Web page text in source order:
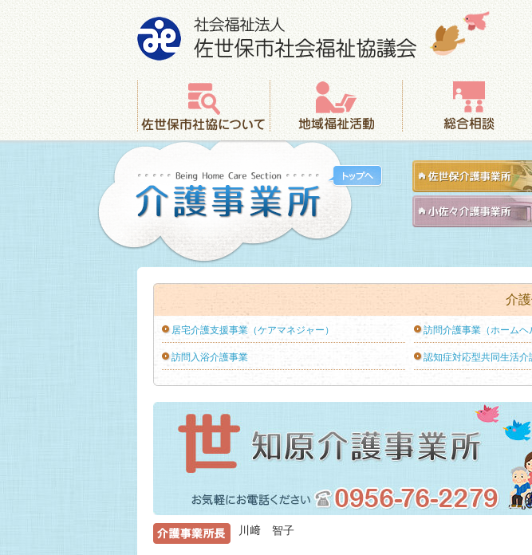
社会福祉法人 佐世保市社会福祉協議会
佐世保市社協について 地域福祉活動 総合相談
介
居宅介護支援事業（ケアマネジャー） 訪問介護事業（ホームヘ
訪問入浴介護事業 認知症対応型共同生活介
川﨑 智子